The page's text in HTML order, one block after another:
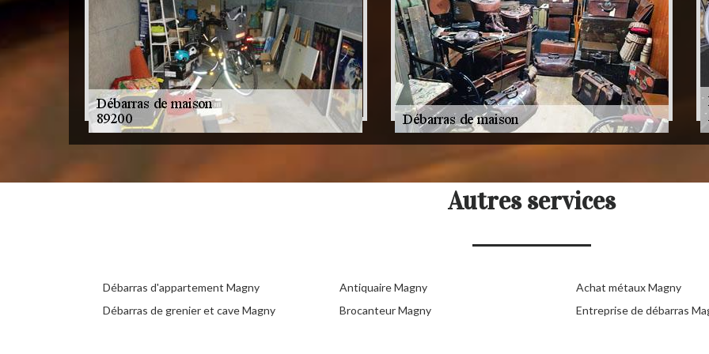
Autres services
Débarras d'appartement Magny
Débarras de grenier et cave Magny
Antiquaire Magny
Brocanteur Magny
Achat métaux Magny
Entreprise de débarras